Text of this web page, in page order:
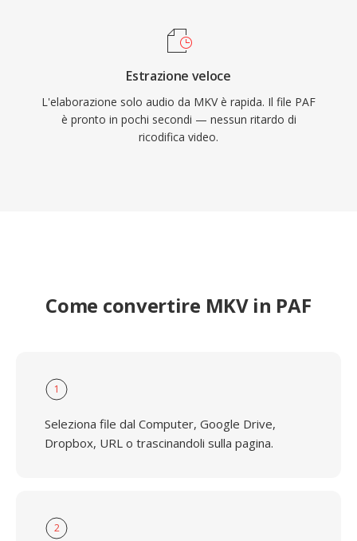
Estrazione veloce
L'elaborazione solo audio da MKV è rapida. Il file PAF
è pronto in pochi secondi — nessun ritardo di
ricodifica video.
Come convertire MKV in PAF
1
Seleziona file dal Computer, Google Drive,
Dropbox, URL o trascinandoli sulla pagina.
2